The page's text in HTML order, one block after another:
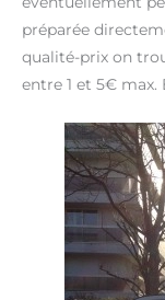
préparée
qualité-prix on
entre 1 et 5€ max.